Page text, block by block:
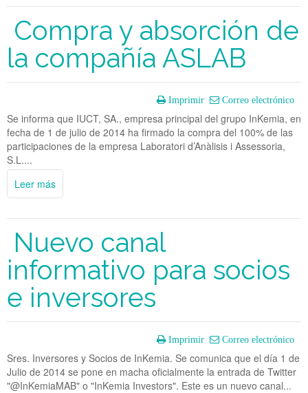
Compra y absorción de
la compañía ASLAB
Imprimir Correo electrónico
Se informa que IUCT, SA., empresa principal del grupo InKemia, en
fecha de 1 de julio de 2014 ha firmado la compra del 100% de las
participaciones de la empresa Laboratori d’Anàlisis i Assessoria,
S.L....
Leer más
Nuevo canal
informativo para socios
e inversores
Imprimir Correo electrónico
Sres. Inversores y Socios de InKemia. Se comunica que el día 1 de
Julio de 2014 se pone en macha oficialmente la entrada de Twitter
"@InKemiaMAB" o "InKemia Investors". Este es un nuevo canal...